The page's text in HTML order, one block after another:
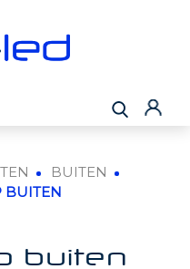
BUITEN
BUITEN
buiten